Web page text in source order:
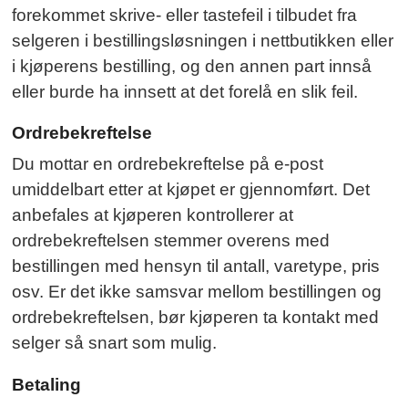
forekommet skrive- eller tastefeil i tilbudet fra
selgeren i bestillingsløsningen i nettbutikken eller
i kjøperens bestilling, og den annen part innså
eller burde ha innsett at det forelå en slik feil.
Ordrebekreftelse
Du mottar en ordrebekreftelse på e-post
umiddelbart etter at kjøpet er gjennomført. Det
anbefales at kjøperen kontrollerer at
ordrebekreftelsen stemmer overens med
bestillingen med hensyn til antall, varetype, pris
osv. Er det ikke samsvar mellom bestillingen og
ordrebekreftelsen, bør kjøperen ta kontakt med
selger så snart som mulig.
Betaling